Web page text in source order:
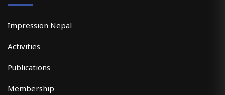
Impression Nepal
Activities
Publications
Membership